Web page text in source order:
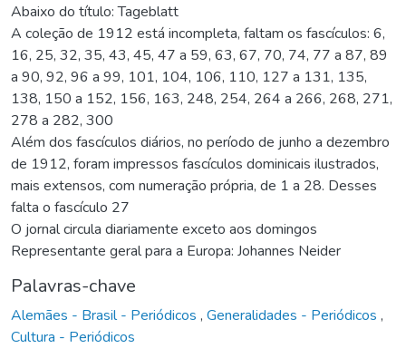
Abaixo do título: Tageblatt
A coleção de 1912 está incompleta, faltam os fascículos: 6,
16, 25, 32, 35, 43, 45, 47 a 59, 63, 67, 70, 74, 77 a 87, 89
a 90, 92, 96 a 99, 101, 104, 106, 110, 127 a 131, 135,
138, 150 a 152, 156, 163, 248, 254, 264 a 266, 268, 271,
278 a 282, 300
Além dos fascículos diários, no período de junho a dezembro
de 1912, foram impressos fascículos dominicais ilustrados,
mais extensos, com numeração própria, de 1 a 28. Desses
falta o fascículo 27
O jornal circula diariamente exceto aos domingos
Representante geral para a Europa: Johannes Neider
Palavras-chave
Alemães - Brasil - Periódicos , Generalidades - Periódicos ,
Cultura - Periódicos